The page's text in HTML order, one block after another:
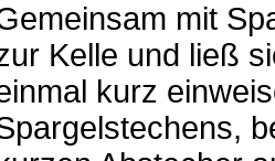
mit
Kelle und ließ
kurz